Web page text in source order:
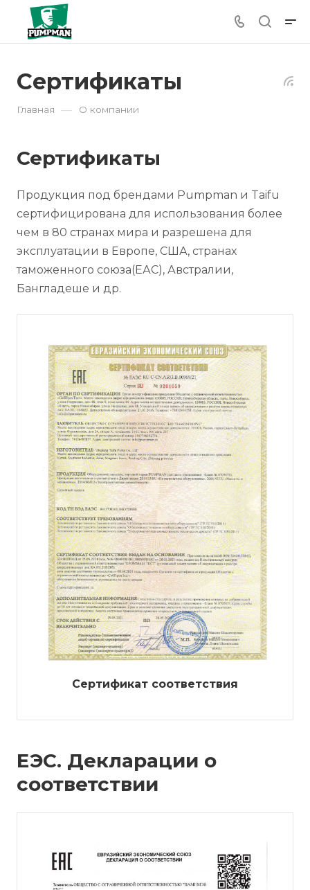
Cертификаты
Главная — О компании
Сертификаты
Продукция под брендами Pumpman и Taifu
сертифицирована для использования более
чем в 80 странах мира и разрешена для
эксплуатации в Европе, США, странах
таможенного союза(ЕАС), Австралии,
Бангладеше и др.
Сертификат соответствия
ЕЭС. Декларации о
соответствии